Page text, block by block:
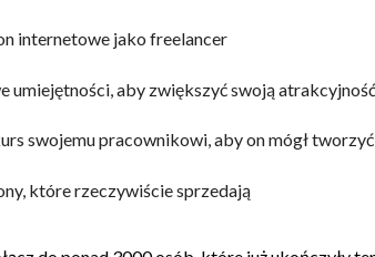
internetowe jako freelancer
umiejętności, aby zwiększyć swoją
swojemu pracownikowi, aby on mógł
które rzeczywiście sprzedają